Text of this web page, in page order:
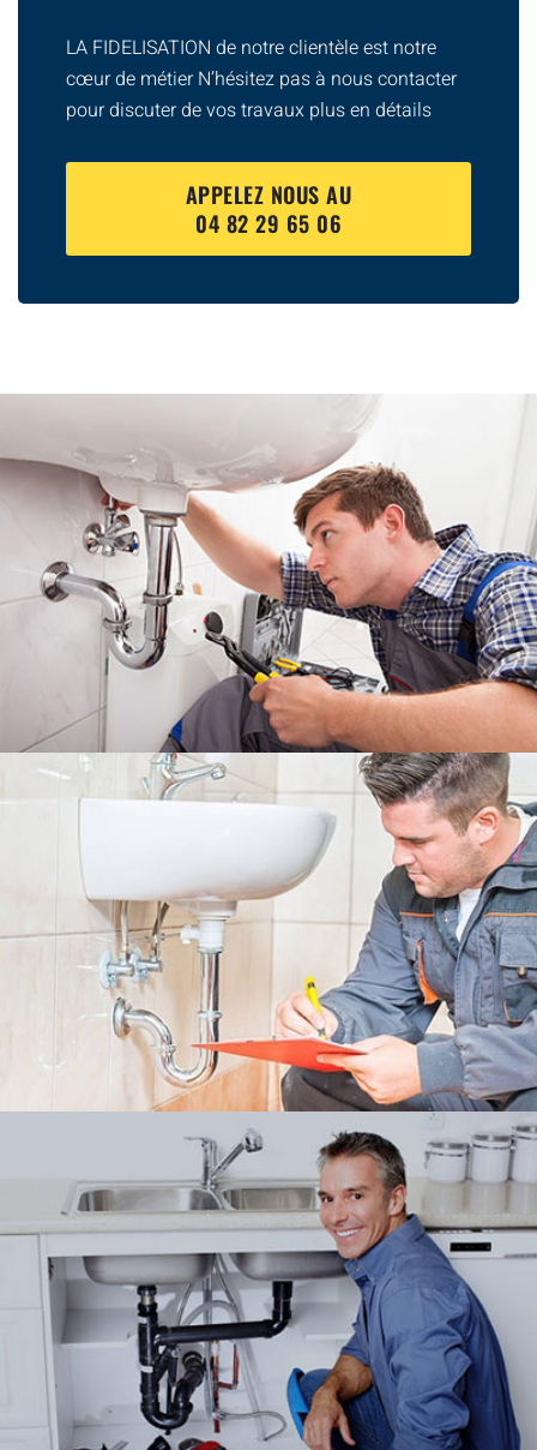
LA FIDELISATION de notre clientèle est notre
cœur de métier N’hésitez pas à nous contacter
pour discuter de vos travaux plus en détails
APPELEZ NOUS AU
04 82 29 65 06